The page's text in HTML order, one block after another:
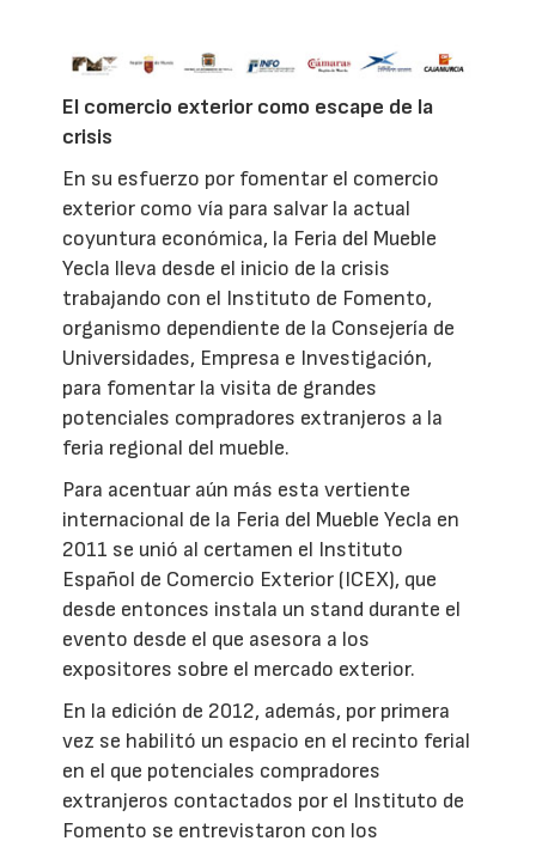
El comercio exterior como escape de la
crisis
En su esfuerzo por fomentar el comercio
exterior como vía para salvar la actual
coyuntura económica, la Feria del Mueble
Yecla lleva desde el inicio de la crisis
trabajando con el Instituto de Fomento,
organismo dependiente de la Consejería de
Universidades, Empresa e Investigación,
para fomentar la visita de grandes
potenciales compradores extranjeros a la
feria regional del mueble.
Para acentuar aún más esta vertiente
internacional de la Feria del Mueble Yecla en
2011 se unió al certamen el Instituto
Español de Comercio Exterior (ICEX), que
desde entonces instala un stand durante el
evento desde el que asesora a los
expositores sobre el mercado exterior.
En la edición de 2012, además, por primera
vez se habilitó un espacio en el recinto ferial
en el que potenciales compradores
extranjeros contactados por el Instituto de
Fomento se entrevistaron con los